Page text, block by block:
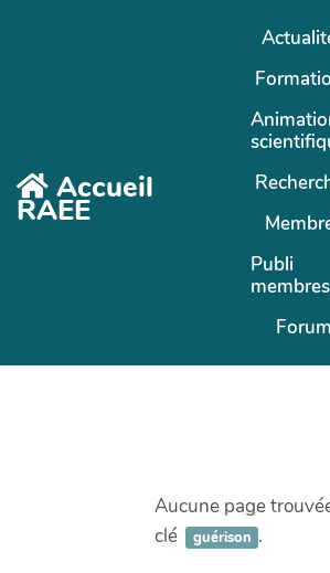
Accueil
RAEE
Publi
membres
Forum
Aucune page
clé
guérison .